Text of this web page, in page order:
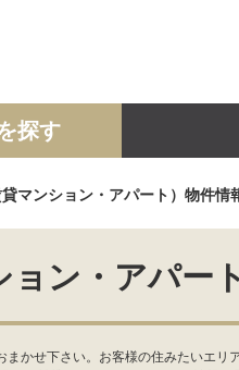
土地 事業投資用
探す
マンション・アパート）物件情
ン・アパー
せ下さい。お客様の住みたいエリ